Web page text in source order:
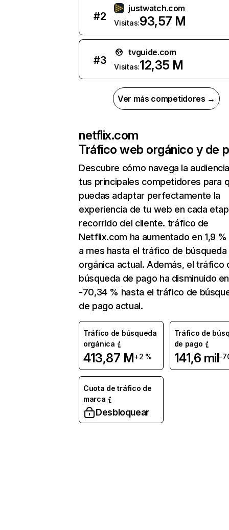
#2
justwatch.com
Visitas:93,57 M
#3
tvguide.com
Visitas:12,35 M
Ver más competidores →
netflix.com
Tráfico web orgánico y de
Descubre cómo navega la
tus principales competidores para
puedas adaptar perfectamente la
experiencia de tu web en cada
recorrido del cliente. tráfico de
Netflix.com ha aumentado en 1,9
a mes hasta el tráfico de búsqueda
orgánica actual. Además, el tráfico
búsqueda de pago ha disminuido en
-70,34 % hasta el tráfico de
de pago actual.
Tráfico de búsqueda
orgánica
413,87 M+2 %
Tráfico de
de pago
141,6 mil-
Cuota de tráfico de
marca
Desbloquear